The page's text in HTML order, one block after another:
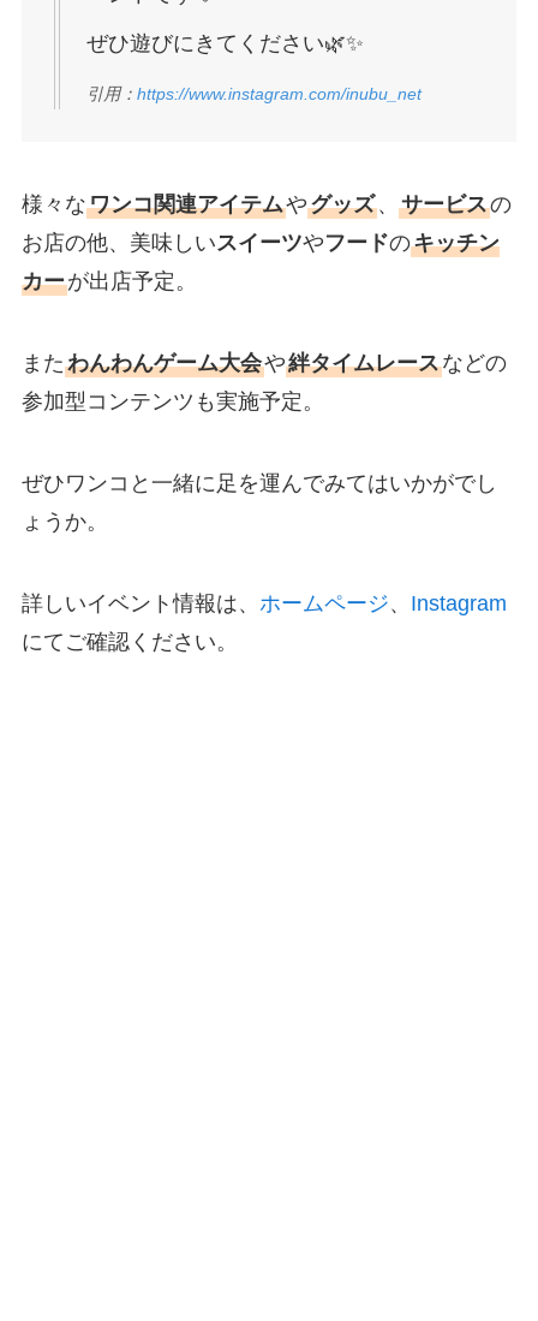
ぜひ遊びにきてください🌿✨
引用： https://www.instagram.com/inubu_net
様々なワンコ関連アイテムやグッズ、 サービスの
お店の他、美味しいスイーツやフードのキッチン
カーが出店予定。
またわんわんゲーム大会や絆タイムレースなどの
参加型コンテンツも実施予定。
ぜひワンコと一緒に足を運んでみてはいかがでし
ょうか。
詳しいイベント情報は、 ホームページ、 Instagram
にてご確認ください。